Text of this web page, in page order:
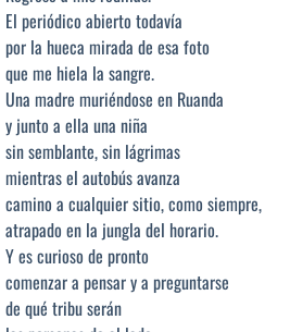
El periódico abierto todavía
por la hueca mirada de esa foto
que me hiela la sangre.
Una madre muriéndose en Ruanda
y junto a ella una niña
sin semblante, sin lágrimas
mientras el autobús avanza
camino a cualquier sitio, como siempre,
atrapado en la jungla del horario.
Y es curioso de pronto
comenzar a pensar y a preguntarse
de qué tribu serán